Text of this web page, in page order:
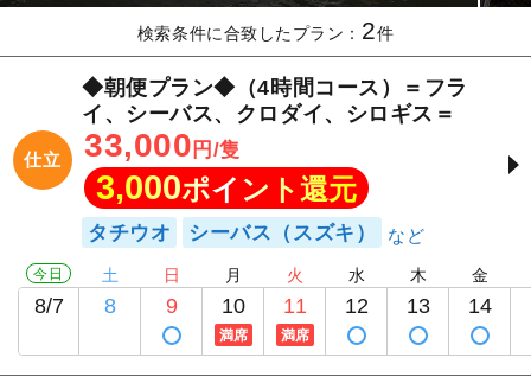
検索条件に合致したプラン： 2件
仕立
◆朝便プラン◆（4時間コース）＝フラ
イ、シーバス、クロダイ、シロギス＝
33,000 円/隻
3,000ポイント還元
タチウオ シーバス（スズキ）
今日
8/7
土
8
日
9
月
10
満席
火
11
満席
水
12
木
13
金
14